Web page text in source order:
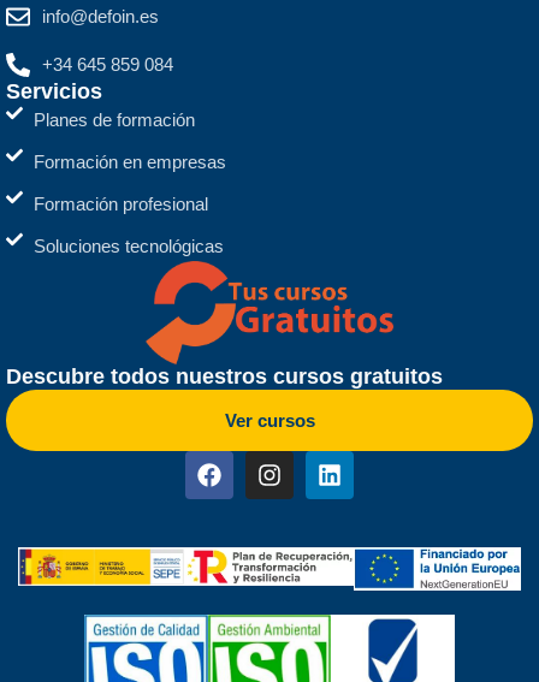
info@defoin.es
+34 645 859 084
Servicios
Planes de formación
Formación en empresas
Formación profesional
Soluciones tecnológicas
Descubre todos nuestros cursos gratuitos
Ver cursos